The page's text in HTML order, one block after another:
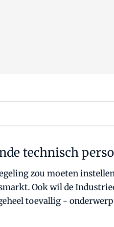
technisch
zou moeten
Ook wil de
toevallig - onderwerp